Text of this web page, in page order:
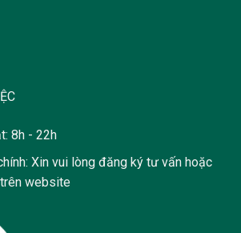
8h - 22h
Xin vui lòng đăng ký tư vấn hoặc
website